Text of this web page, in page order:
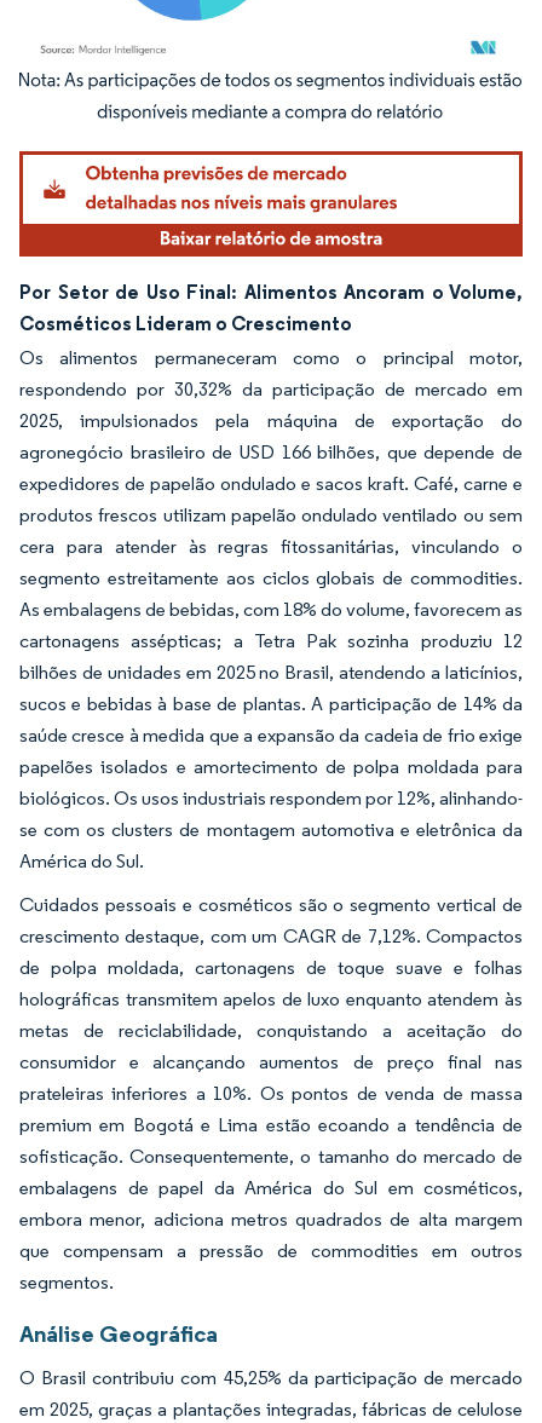
Imagem © Mordor Intelligence. O reuso requer atribuição conforme CC BY 4.0.
Por Setor de Uso Final: Alimentos Ancoram o Volume,
Cosméticos Lideram o Crescimento
Os alimentos permaneceram como o principal motor,
respondendo por 30,32% da participação de mercado em
2025, impulsionados pela máquina de exportação do
agronegócio brasileiro de USD 166 bilhões, que depende de
expedidores de papelão ondulado e sacos kraft. Café, carne e
produtos frescos utilizam papelão ondulado ventilado ou sem
cera para atender às regras fitossanitárias, vinculando o
segmento estreitamente aos ciclos globais de commodities.
As embalagens de bebidas, com 18% do volume, favorecem as
cartonagens assépticas; a Tetra Pak sozinha produziu 12
bilhões de unidades em 2025 no Brasil, atendendo a laticínios,
sucos e bebidas à base de plantas. A participação de 14% da
saúde cresce à medida que a expansão da cadeia de frio exige
papelões isolados e amortecimento de polpa moldada para
biológicos. Os usos industriais respondem por 12%, alinhando-
se com os clusters de montagem automotiva e eletrônica da
América do Sul.
Cuidados pessoais e cosméticos são o segmento vertical de
crescimento destaque, com um CAGR de 7,12%. Compactos
de polpa moldada, cartonagens de toque suave e folhas
holográficas transmitem apelos de luxo enquanto atendem às
metas de reciclabilidade, conquistando a aceitação do
consumidor e alcançando aumentos de preço final nas
prateleiras inferiores a 10%. Os pontos de venda de massa
premium em Bogotá e Lima estão ecoando a tendência de
sofisticação. Consequentemente, o tamanho do mercado de
embalagens de papel da América do Sul em cosméticos,
embora menor, adiciona metros quadrados de alta margem
que compensam a pressão de commodities em outros
segmentos.
Análise Geográfica
O Brasil contribuiu com 45,25% da participação de mercado
em 2025, graças a plantações integradas, fábricas de celulose